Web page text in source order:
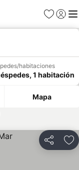
Favoritos
Iniciar
habitaciones
1 habitación
Mapa
Compartir